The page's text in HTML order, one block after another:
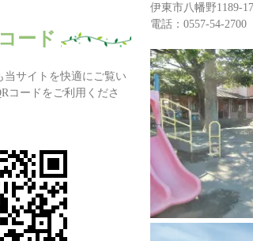
ード
当サイトを快適にご覧い
コードをご利用くださ
伊東市八幡野1189-
電話：0557-54-